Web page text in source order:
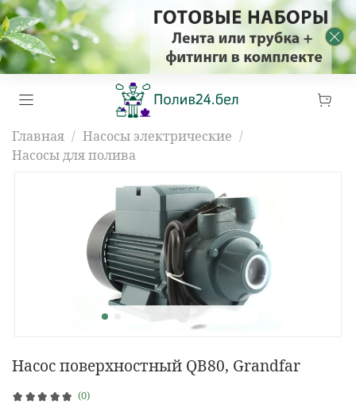
Главная
Насосы электрические
Насосы для полива
(0)
Насос поверхностный QB80, Grandfar